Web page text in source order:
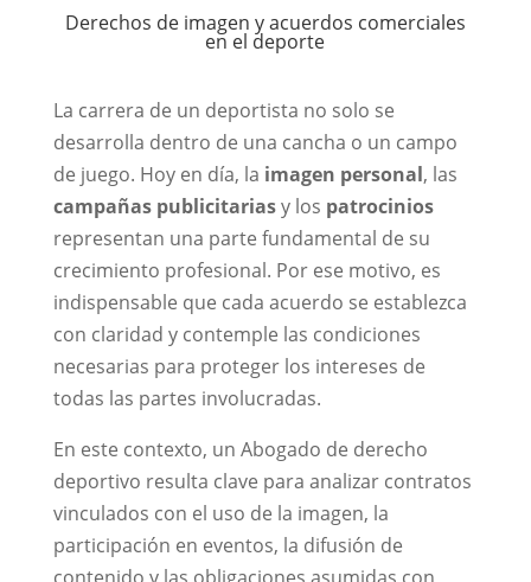
Derechos de imagen y acuerdos comerciales
en el deporte
La carrera de un deportista no solo se
desarrolla dentro de una cancha o un campo
de juego. Hoy en día, la imagen personal, las
campañas publicitariasy los patrocinios
representan una parte fundamental de su
crecimiento profesional. Por ese motivo, es
indispensable que cada acuerdo se establezca
con claridad y contemple las condiciones
necesarias para proteger los intereses de
todas las partes involucradas.
En este contexto, un Abogado de derecho
deportivo resulta clave para analizar contratos
vinculados con el uso de la imagen, la
participación en eventos, la difusión de